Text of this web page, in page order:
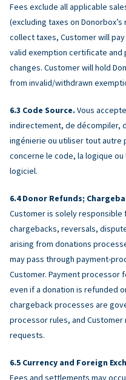
Fees exclude all applicable
(excluding taxes on
collect taxes, Customer will
valid exemption certificate
changes. Customer will hold
from invalid/withdrawn
Code Source. Vous
indirectement, de décompiler,
ingénierie ou utiliser tout autre
concerne le code, la logique
logiciel.
Donor Refunds;
Customer is solely
chargebacks, reversals,
arising from donations
may pass through payment-
Customer. Payment processor
even if a donation is refunded
chargeback processes are
processor rules, and
requests.
Currency and Foreign
Fees and settlements may